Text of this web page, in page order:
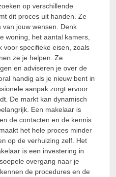
op verschillende
dit proces uit handen. Ze
jouw wensen. Denk
woning, het aantal kamers,
voor specifieke eisen, zoals
ze je helpen. Ze
en adviseren je over de
handig als je nieuw bent in
aanpak zorgt ervoor
De markt kan dynamisch
Een makelaar is
de contacten en de kennis
het hele proces minder
op de verhuizing zelf. Het
is een investering in
overgang naar je
de procedures en de